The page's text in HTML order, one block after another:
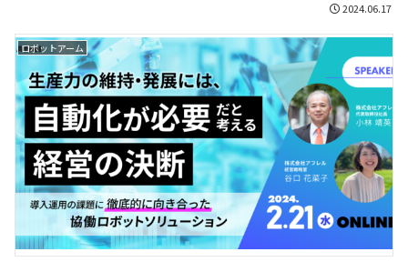
2024.06.17
ロボットアーム